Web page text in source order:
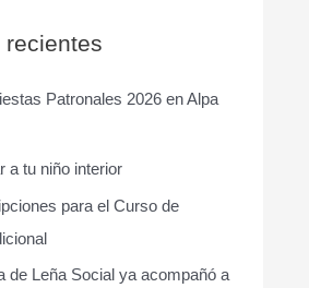
recientes
Patronales 2026 en Alpa
a tu niño interior
para el Curso de
de Leña Social ya acompañó a